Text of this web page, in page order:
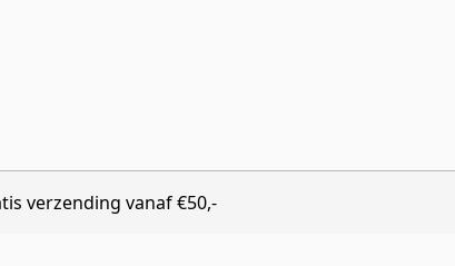
verzending vanaf €50,-